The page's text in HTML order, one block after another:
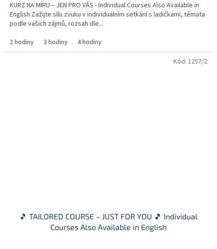
KURZ NA MÍRU – JEN PRO VÁS - Individual Courses Also Available in
English Zažijte sílu zvuku v individuálním setkání s ladičkami, témata
podle vašich zájmů, rozsah dle...
2 hodiny
3 hodiny 4 hodiny
🎵 TAILORED COURSE – JUST FOR YOU 🎵 Individual
Courses Also Available in English
Kód: 1257/2